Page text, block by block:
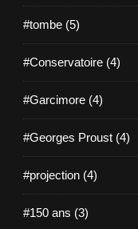
#tombe (5)
#Conservatoire (4)
#Garcimore (4)
#Georges Proust (4)
#projection (4)
#150 ans (3)